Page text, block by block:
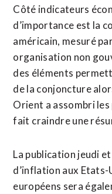
Côté indicateurs
d’importance est la
américain, mesuré
organisation non
des éléments
de la conjoncture
Orient a assombri
fait ⁠craindre une
La publication jeudi
d’inflation aux Etats-
européens sera